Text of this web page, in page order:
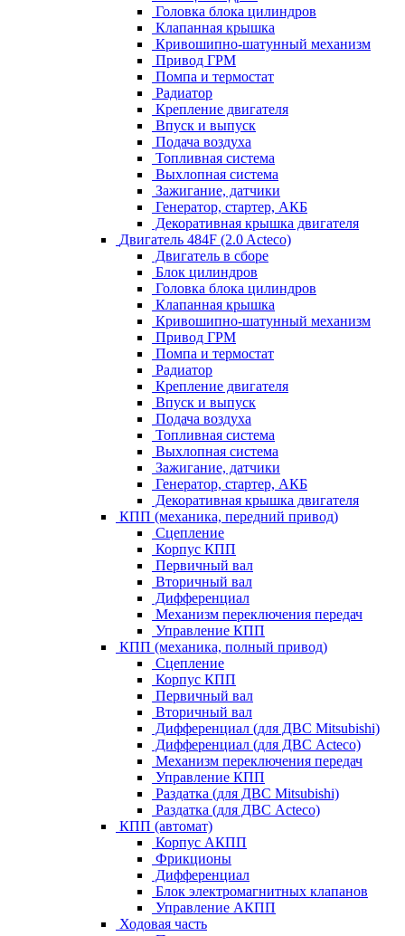
Головка блока цилиндров
Клапанная крышка
Кривошипно-шатунный механизм
Привод ГРМ
Помпа и термостат
Радиатор
Крепление двигателя
Впуск и выпуск
Подача воздуха
Топливная система
Выхлопная система
Зажигание, датчики
Генератор, стартер, АКБ
Декоративная крышка двигателя
Двигатель 484F (2.0 Acteco)
Двигатель в сборе
Блок цилиндров
Головка блока цилиндров
Клапанная крышка
Кривошипно-шатунный механизм
Привод ГРМ
Помпа и термостат
Радиатор
Крепление двигателя
Впуск и выпуск
Подача воздуха
Топливная система
Выхлопная система
Зажигание, датчики
Генератор, стартер, АКБ
Декоративная крышка двигателя
КПП (механика, передний привод)
Сцепление
Корпус КПП
Первичный вал
Вторичный вал
Дифференциал
Механизм переключения передач
Управление КПП
КПП (механика, полный привод)
Сцепление
Корпус КПП
Первичный вал
Вторичный вал
Дифференциал (для ДВС Mitsubishi)
Дифференциал (для ДВС Acteco)
Механизм переключения передач
Управление КПП
Раздатка (для ДВС Mitsubishi)
Раздатка (для ДВС Acteco)
КПП (автомат)
Корпус АКПП
Фрикционы
Дифференциал
Блок электромагнитных клапанов
Управление АКПП
Ходовая часть